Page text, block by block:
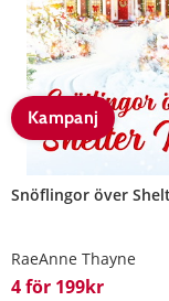
Kampanj
Snöflingor över
RaeAnne Thayne
4 för 199kr